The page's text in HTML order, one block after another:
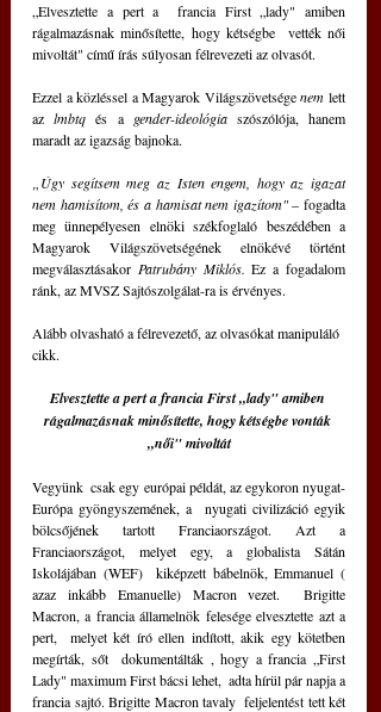
„Elvesztette a pert a  francia First „lady" amiben
rágalmazásnak minősítette, hogy kétségbe  vették női
mivoltát" című írás súlyosan félrevezeti az olvasót.
Ezzel a közléssel a Magyarok Világszövetsége nem lett
az lmbtq és a gender-ideológia szószólója, hanem
maradt az igazság bajnoka.
„Úgy segítsem meg az Isten engem, hogy az igazat
nem hamisítom, és a hamisat nem igazítom" – fogadta
meg ünnepélyesen elnöki székfoglaló beszédében a
Magyarok Világszövetségének elnökévé történt
megválasztásakor Patrubány Miklós. Ez a fogadalom
ránk, az MVSZ Sajtószolgálat-ra is érvényes.
Alább olvasható a félrevezető, az olvasókat manipuláló
cikk.
Elvesztette a pert a francia First „lady" amiben
rágalmazásnak minősítette, hogy kétségbe vonták
„női" mivoltát
Vegyünk  csak egy európai példát, az egykoron nyugat-
Európa gyöngyszemének, a  nyugati civilizáció egyik
bölcsőjének tartott Franciaországot. Azt a
Franciaországot, melyet egy, a globalista Sátán
Iskolájában (WEF)  kiképzett bábelnök, Emmanuel (
azaz inkább Emanuelle) Macron vezet.  Brigitte
Macron, a francia államelnök felesége elvesztette azt a
pert,  melyet két író ellen indított, akik egy kötetben
megírták, sőt  dokumentálták , hogy a francia „First
Lady" maximum First bácsi lehet,  adta hírül pár napja a
francia sajtó. Brigitte Macron tavaly  feljelentést tett két